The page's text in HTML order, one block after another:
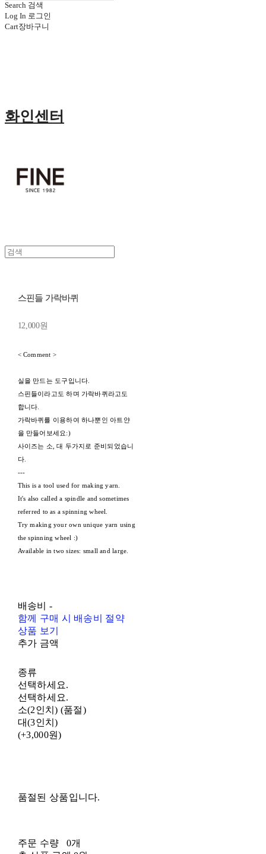
Search 검색
Log In 로그인
Cart장바구니
화인센터
스핀들 가락바퀴
12,000원
< Comment >
실을 만드는 도구입니다.
스핀들이라고도 하며 가락바퀴라고도
합니다.
가락바퀴를 이용하여 하나뿐인 아트얀
을 만들어보세요:)
사이즈는 소, 대 두가지로 준비되었습니
다.
---
This is a tool used for making yarn.
It's also called a spindle and sometimes
referred to as a spinning wheel.
Try making your own unique yarn using
the spinning wheel :)
Available in two sizes: small and large.
배송비 -
함께 구매 시 배송비 절약
상품 보기
추가 금액
종류
선택하세요.
선택하세요.
소(2인치) (품절)
대(3인치)
(+3,000원)
품절된 상품입니다.
주문 수량
0개